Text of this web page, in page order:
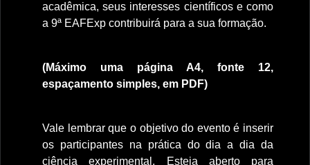
acadêmica, seus interesses científicos e como
a 9ª EAFExp contribuirá para a sua formação.
(Máximo uma página A4, fonte 12,
espaçamento simples, em PDF)
Vale lembrar que o objetivo do evento é inserir
os participantes na prática do dia a dia da
ciência experimental. Esteja aberto para